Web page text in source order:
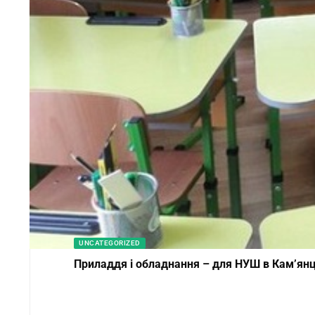
UNCATEGORIZED
Приладдя і обладнання – для НУШ в